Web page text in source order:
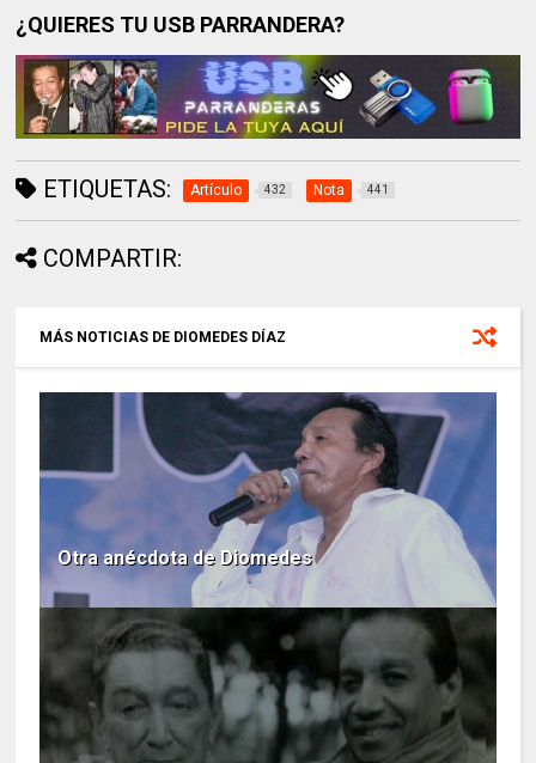
¿QUIERES TU USB PARRANDERA?
ETIQUETAS: Artículo 432 Nota 441
COMPARTIR:
MÁS NOTICIAS DE DIOMEDES DÍAZ
Otra anécdota de Diomedes